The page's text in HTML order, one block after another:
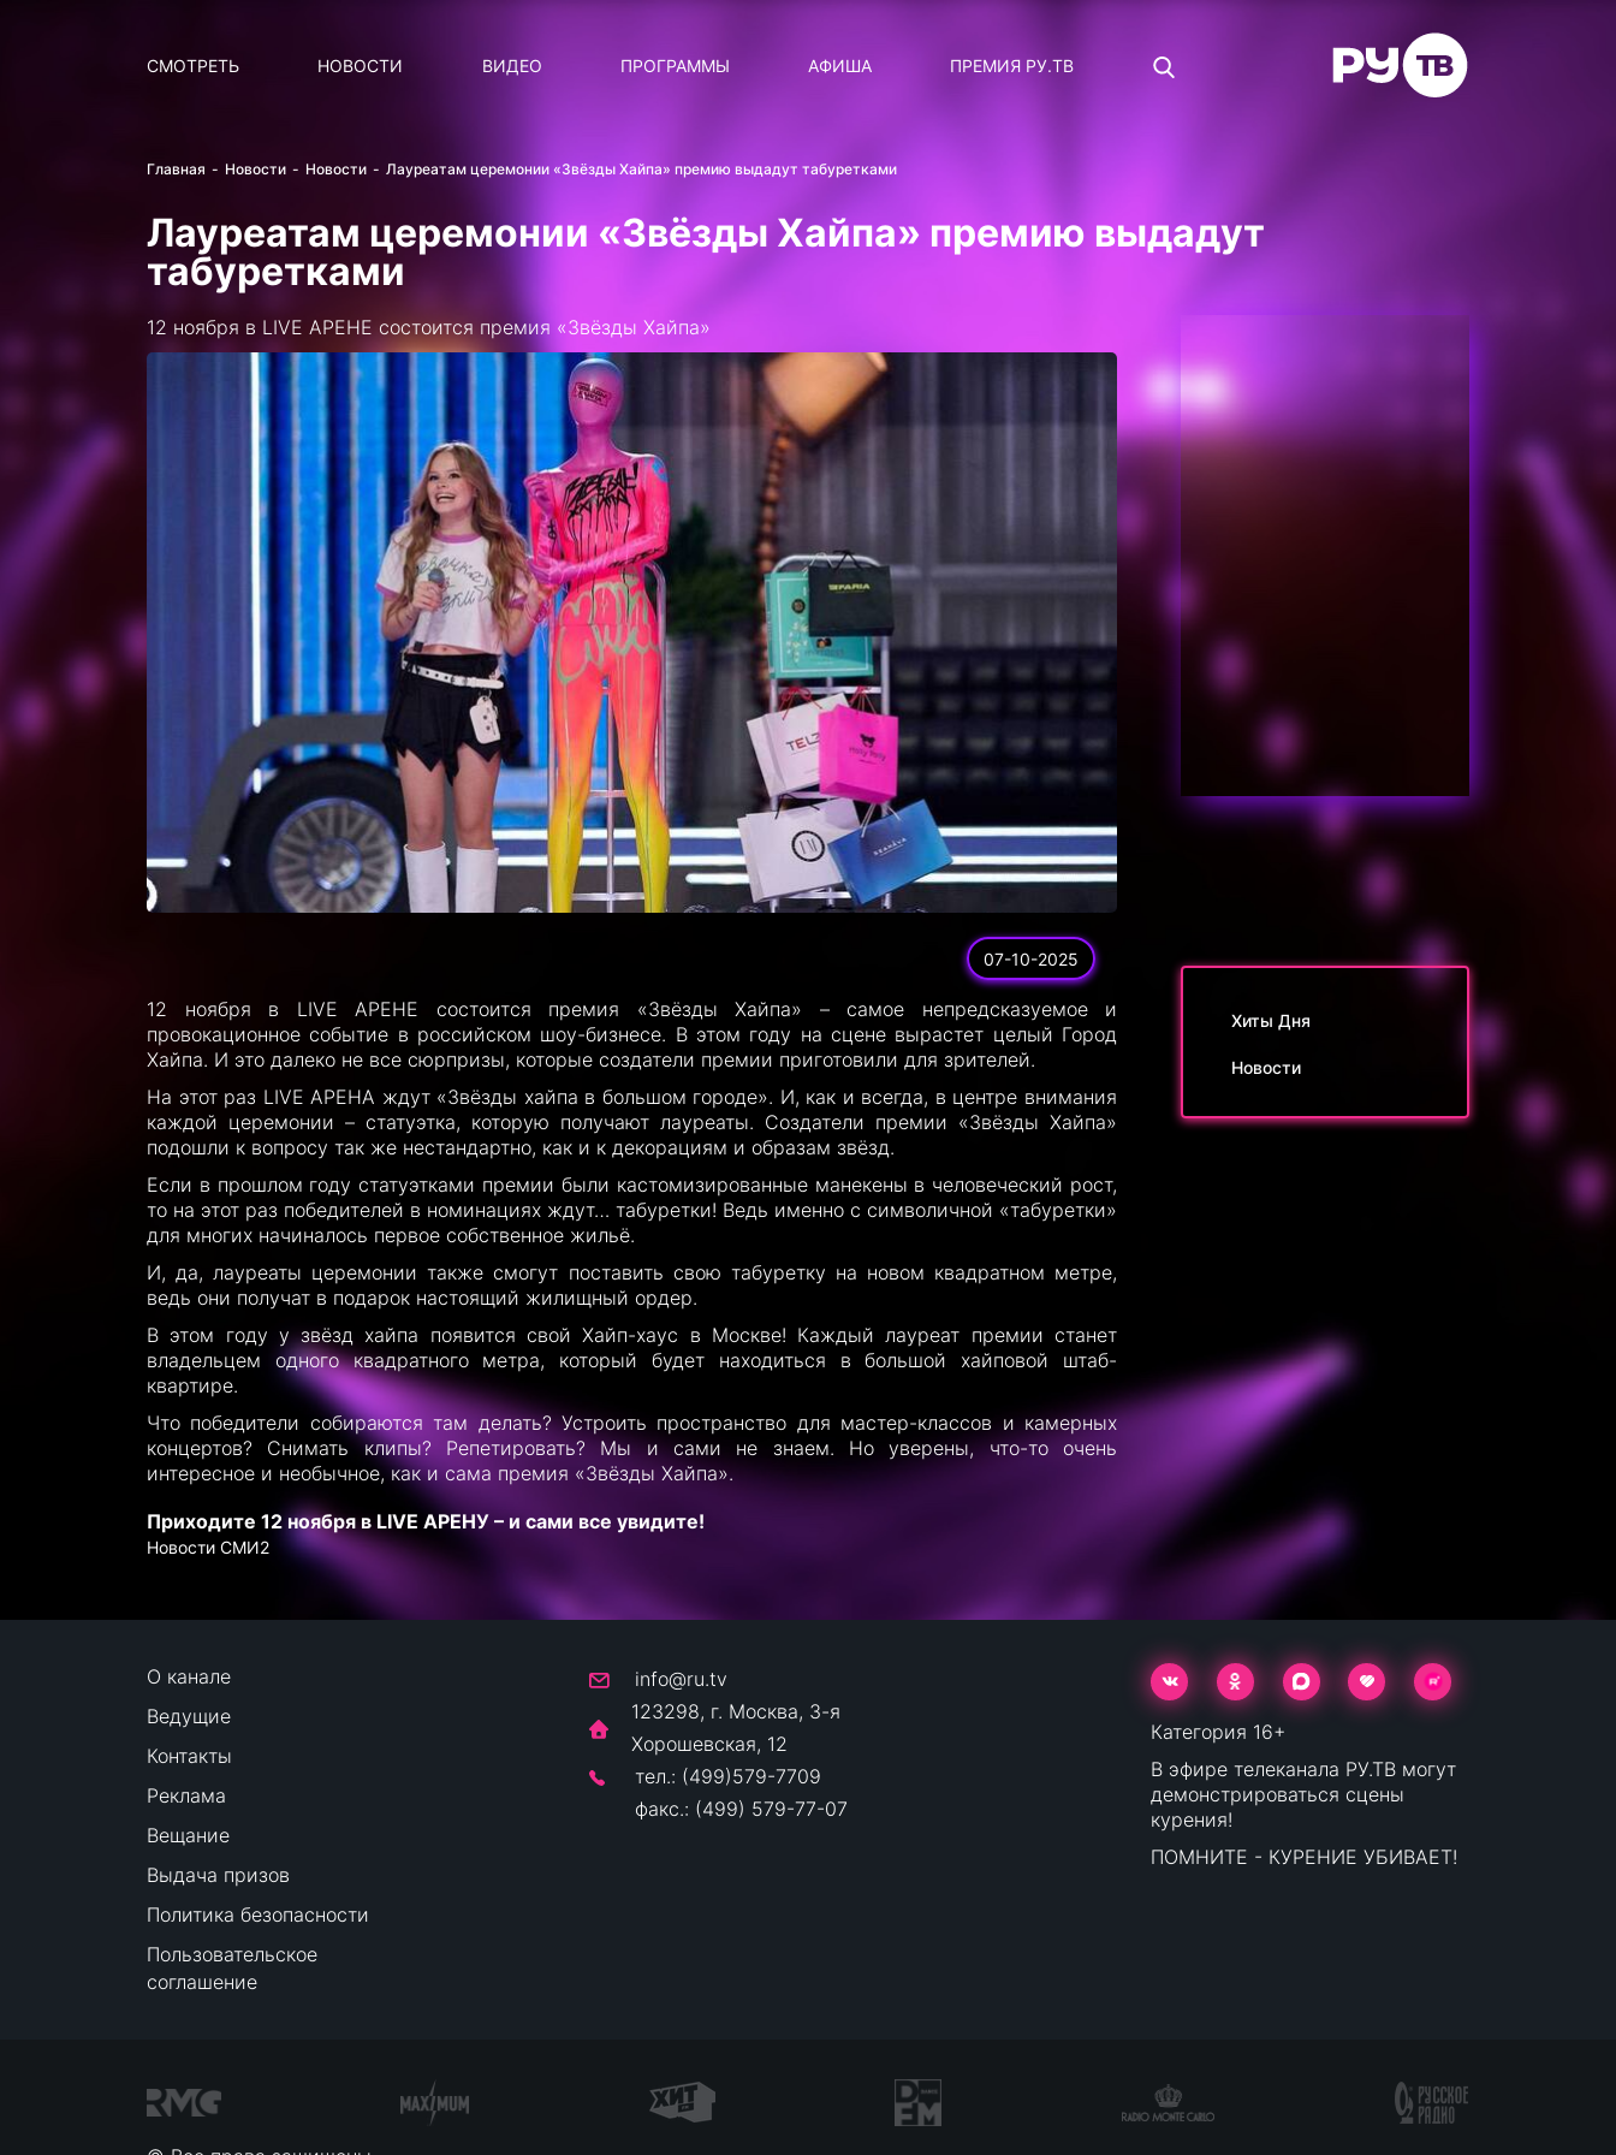
СМОТРЕТЬ НОВОСТИ
ВИДЕО
ПРОГРАММЫ
СТАТУС: В СЕТИ
ЛИЧНЫЙ ВОПРОС
ДОТЯНИСЬ ДО ЗВЁЗД
АФИША ПРЕМИЯ РУ.ТВ
Главная Новости Новости Лауреатам церемонии «Звёзды Хайпа» премию выдадут табуретками
Лауреатам церемонии «Звёзды Хайпа» премию выдадут
табуретками
12 ноября в LIVE АРЕНЕ состоится премия «Звёзды Хайпа»
07-10-2025
12 ноября в LIVE АРЕНЕ состоится премия «Звёзды Хайпа» – самое непредсказуемое и
провокационное событие в российском шоу-бизнесе. В этом году на сцене вырастет целый Город
Хайпа. И это далеко не все сюрпризы, которые создатели премии приготовили для зрителей.
На этот раз LIVE АРЕНА ждут «Звёзды хайпа в большом городе». И, как и всегда, в центре внимания
каждой церемонии – статуэтка, которую получают лауреаты. Создатели премии «Звёзды Хайпа»
подошли к вопросу так же нестандартно, как и к декорациям и образам звёзд.
Если в прошлом году статуэтками премии были кастомизированные манекены в человеческий рост,
то на этот раз победителей в номинациях ждут… табуретки! Ведь именно с символичной «табуретки»
для многих начиналось первое собственное жильё.
И, да, лауреаты церемонии также смогут поставить свою табуретку на новом квадратном метре,
ведь они получат в подарок настоящий жилищный ордер.
В этом году у звёзд хайпа появится свой Хайп-хаус в Москве! Каждый лауреат премии станет
владельцем одного квадратного метра, который будет находиться в большой хайповой штаб-
квартире.
Что победители собираются там делать? Устроить пространство для мастер-классов и камерных
концертов? Снимать клипы? Репетировать? Мы и сами не знаем. Но уверены, что-то очень
интересное и необычное, как и сама премия «Звёзды Хайпа».
Приходите 12 ноября в LIVE АРЕНУ – и сами все увидите!
Новости СМИ2
Хиты Дня
Новости
О канале
Ведущие
Контакты
Реклама
Вещание
Выдача призов
Политика безопасности
Пользовательское
соглашение
info@ru.tv
123298, г. Москва, 3-я
Хорошевская, 12
тел.: (499)579-7709
факс.: (499) 579-77-07
Категория 16+
В эфире телеканала РУ.ТВ могут
демонстрироваться сцены
курения!
ПОМНИТЕ - КУРЕНИЕ УБИВАЕТ!